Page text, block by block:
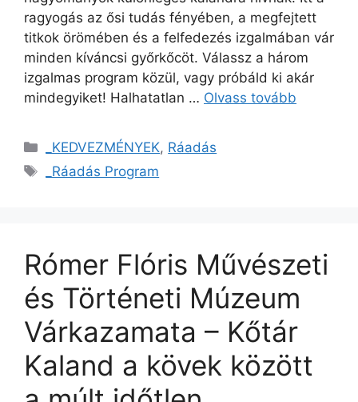
ragyogás az ősi tudás fényében, a megfejtett
titkok örömében és a felfedezés izgalmában vár
minden kíváncsi győrkőcöt. Válassz a három
izgalmas program közül, vagy próbáld ki akár
mindegyiket! Halhatatlan … Olvass tovább
_KEDVEZMÉNYEK, Ráadás
_Ráadás Program
Rómer Flóris Művészeti
és Történeti Múzeum
Várkazamata – Kőtár
Kaland a kövek között